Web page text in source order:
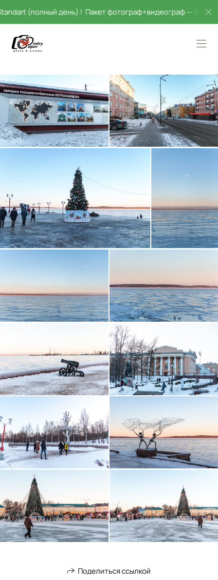
(полный день) ! Пакет фотограф+видеограф — 95 000!
Поделиться ссылкой